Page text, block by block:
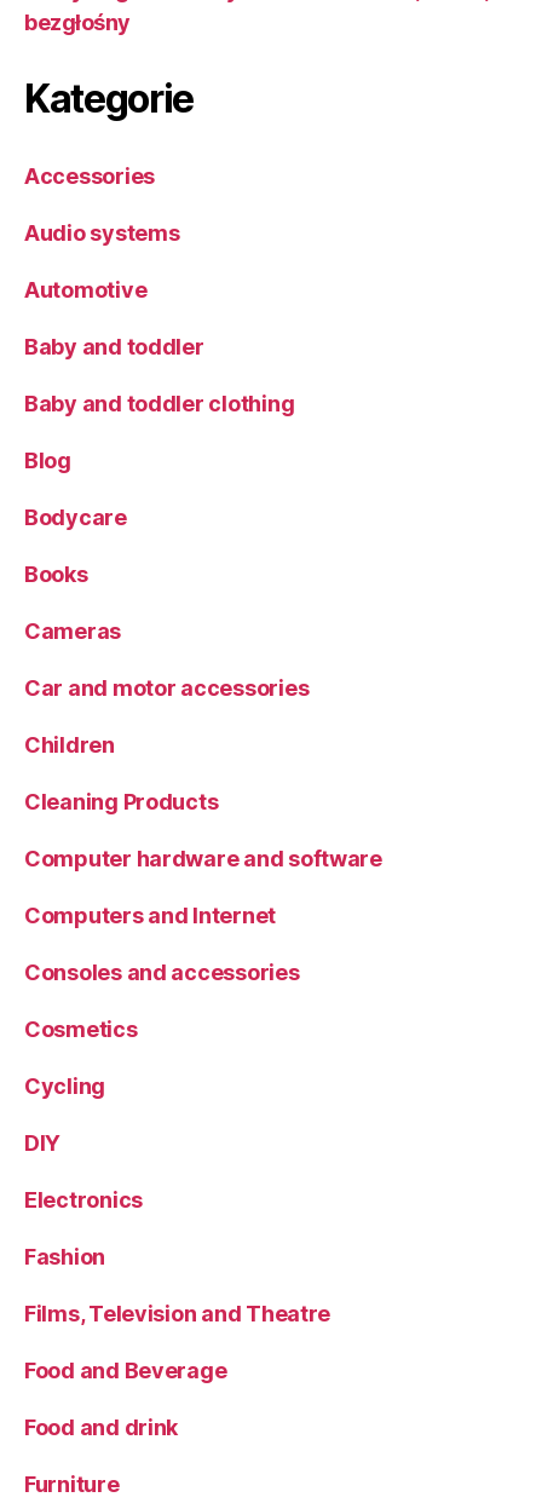
bezgłośny
Kategorie
Accessories
Audio systems
Automotive
Baby and toddler
Baby and toddler clothing
Blog
Bodycare
Books
Cameras
Car and motor accessories
Children
Cleaning Products
Computer hardware and software
Computers and Internet
Consoles and accessories
Cosmetics
Cycling
DIY
Electronics
Fashion
Films, Television and Theatre
Food and Beverage
Food and drink
Furniture